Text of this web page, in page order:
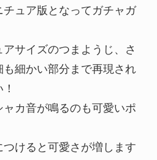
ュア版となってガチャガ
サイズのつまようじ、さ
も細かい部分まで再現され
カ音が鳴るのも可愛いポ
けると可愛さが増します